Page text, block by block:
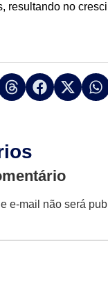
resultando no
e-mail não será